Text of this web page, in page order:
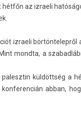
az izraeli
iz­raeli bör­töntelep­ről
mondta, a
küldöttség a
abban,